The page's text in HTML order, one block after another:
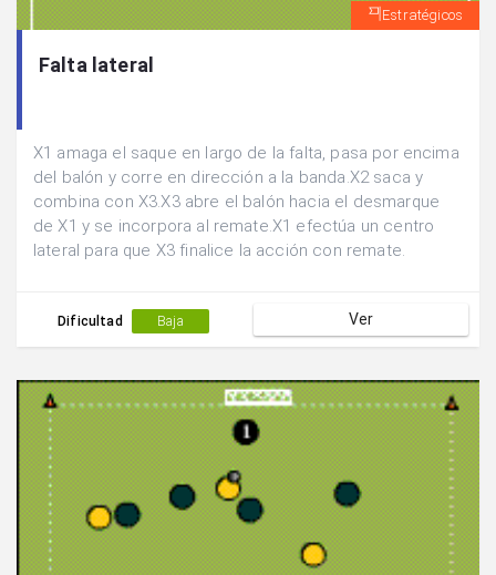
Estratégicos
Falta lateral
X1 amaga el saque en largo de la falta, pasa por encima
del balón y corre en dirección a la banda.X2 saca y
combina con X3.X3 abre el balón hacia el desmarque
de X1 y se incorpora al remate.X1 efectúa un centro
lateral para que X3 finalice la acción con remate.
Dificultad Baja Ver